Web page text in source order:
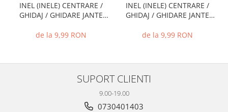
INEL (INELE) CENTRARE /
GHIDAJ / GHIDARE JANTE
de la 9,99 RON
INEL (INELE) CENTRARE /
GHIDAJ / GHIDARE JANTE
de la 9,99 RON
SUPORT CLIENTI
9.00-19.00
0730401403